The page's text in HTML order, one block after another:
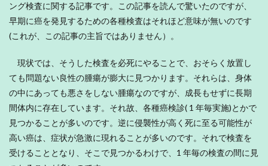
ング検査に関する記事です。この記事を読んで驚いたのですが、
早期に癌を発見するための各種検査はそれほど意味が無いのです
(これが、この記事の主旨ではありません）。
現状では、そうした検査を必死にやることで、おそらく放置し
ても問題ない良性の腫瘍が膨大に見つかります。それらは、身体
の中にあっても悪さをしない腫瘍なのですが、成長もせずに長期
間体内に存在しています。それ故、各種癌検診( 1 年毎実施)とかで
見つかることが多いのです。逆に侵襲性が高く死に至る可能性が
高い癌は、症状が急激に現れることが多いのです。それで検査を
受けることとなり、そこで見つかるわけで、1 年毎の検査の間に見